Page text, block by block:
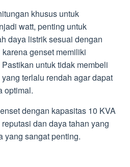
khusus untuk
watt, penting untuk
daya listrik sesuai dengan
genset memiliki
untuk tidak membeli
terlalu rendah agar dapat
optimal.
dengan kapasitas 10 KVA
dan daya tahan yang
yang sangat penting.